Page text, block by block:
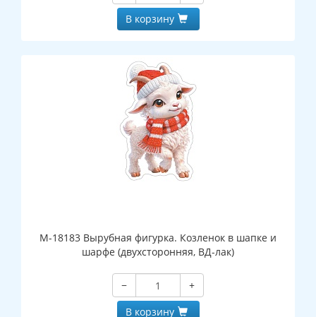
В корзину
М-18183 Вырубная фигурка. Козленок в шапке и
шарфе (двухсторонняя, ВД-лак)
−
+
В корзину